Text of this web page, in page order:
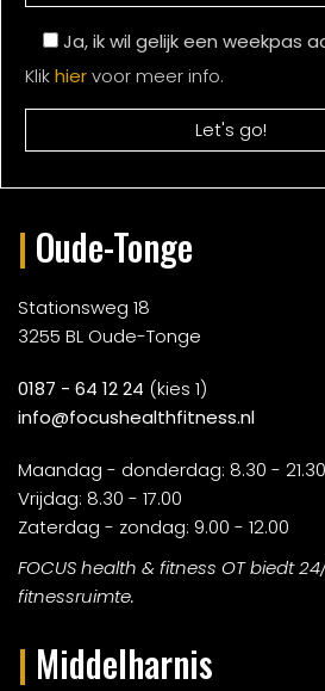
Ja, ik wil gelijk een weekpas
Klikhiervoor meer info.
| Oude-Tonge
Stationsweg 18
3255 BL Oude-Tonge
0187 - 64 12 24 (kies 1)
info@focushealthfitness.nl
Maandag - donderdag: 8.30 - 21.30
Vrijdag: 8.30 - 17.00
Zaterdag - zondag: 9.00 - 12.00
FOCUS health & fitness OT biedt
fitnessruimte.
| Middelharnis